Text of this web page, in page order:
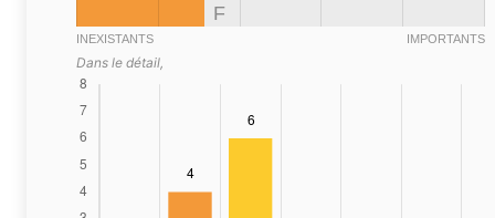
F
INEXISTANTS IMPORTANTS
Dans le détail,